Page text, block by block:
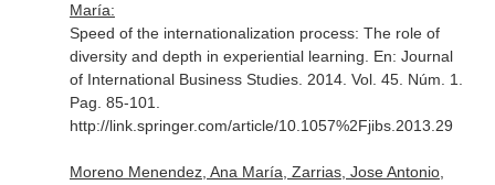
María:
Speed of the internationalization process: The role of
diversity and depth in experiential learning. En: Journal
of International Business Studies. 2014. Vol. 45. Núm. 1.
Pag. 85-101.
http://link.springer.com/article/10.1057%2Fjibs.2013.29
Moreno Menendez, Ana María, Zarrias, Jose Antonio,